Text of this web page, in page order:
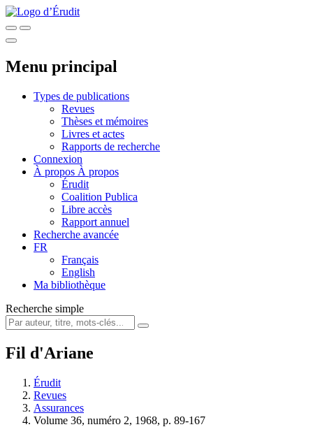
Menu principal
Types de publications
Revues
Thèses et mémoires
Livres et actes
Rapports de recherche
Connexion
À propos À propos
Érudit
Coalition Publica
Libre accès
Rapport annuel
Recherche avancée
FR
Français
English
Ma bibliothèque
Recherche simple
Fil d'Ariane
Érudit
Revues
Assurances
Volume 36, numéro 2, 1968, p. 89-167